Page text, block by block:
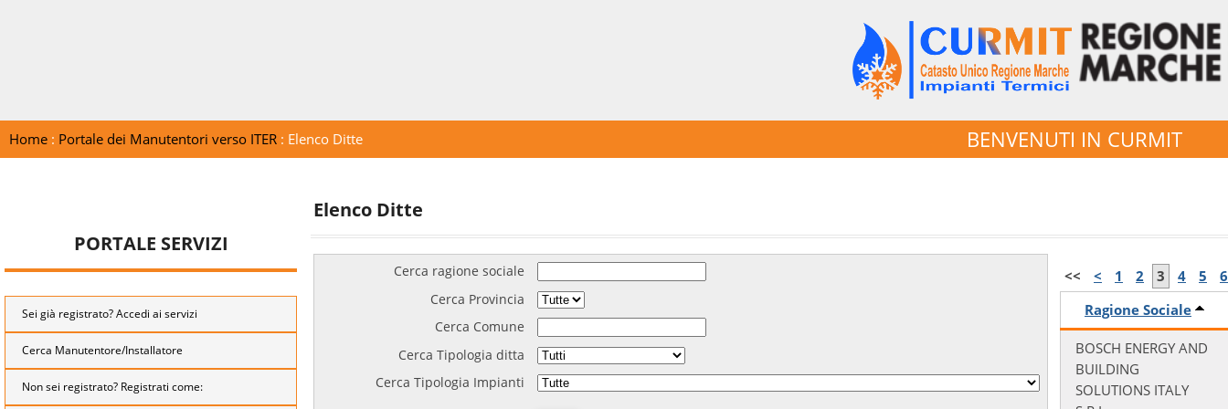
Home: Portale dei Manutentori verso ITER: Elenco Ditte BENVENUTI IN CURMIT
PORTALE SERVIZI
Sei già registrato? Accedi ai servizi
Cerca Manutentore/Installatore
Non sei registrato? Registrati come:
Elenco Ditte
Cerca ragione sociale
Cerca Provincia
Cerca Comune
Cerca Tipologia ditta
Cerca Tipologia Impianti
<< < 1 2 3 4 5
6
Ragione Sociale
BOSCH ENERGY AND
BUILDING
SOLUTIONS ITALY